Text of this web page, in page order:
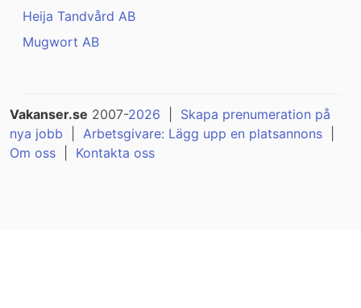
Heija Tandvård AB
Mugwort AB
Vakanser.se 2007-2026
Skapa prenumeration på
nya jobb
Arbetsgivare: Lägg upp en platsannons
Om oss
Kontakta oss